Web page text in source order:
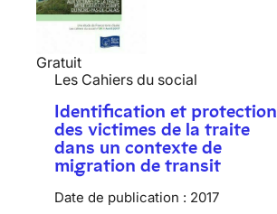
Gratuit
Les Cahiers du social
Identification et protection
des victimes de la traite
dans un contexte de
migration de transit
Date de publication : 2017